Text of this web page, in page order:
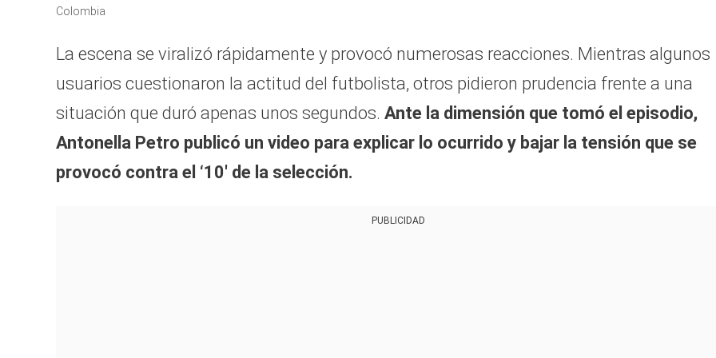
of
46
90%
Colombia
La escena se viralizó rápidamente y provocó numerosas reacciones. Mientras algunos
usuarios cuestionaron la actitud del futbolista, otros pidieron prudencia frente a una
situación que duró apenas unos segundos. Ante la dimensión que tomó el episodio,
Antonella Petro publicó un video para explicar lo ocurrido y bajar la tensión que se
provocó contra el ‘10′ de la selección.
PUBLICIDAD